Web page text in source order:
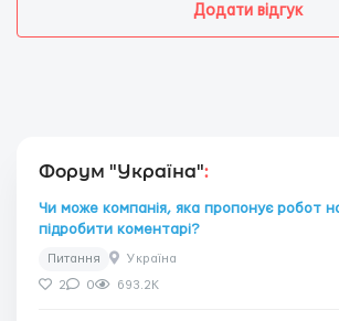
Додати відгук
Форум "Україна":
Чи може компанія, яка пропонує робот
підробити коментарі?
Питання Україна
2 0 693.2K